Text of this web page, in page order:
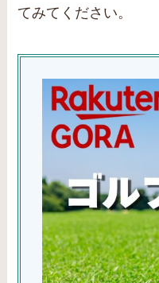
てみてください。